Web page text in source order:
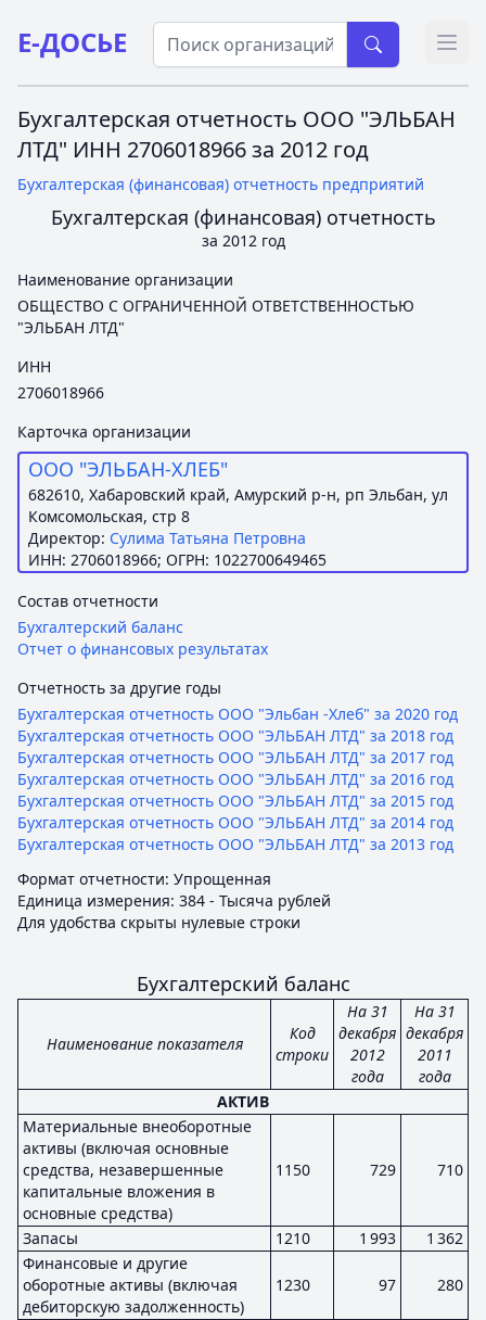
Е-ДОСЬЕ
Бухгалтерская отчетность ООО "ЭЛЬБАН
ЛТД" ИНН 2706018966 за 2012 год
Бухгалтерская (финансовая) отчетность предприятий
Бухгалтерская (финансовая) отчетность
за 2012 год
Наименование организации
ОБЩЕСТВО С ОГРАНИЧЕННОЙ ОТВЕТСТВЕННОСТЬЮ
"ЭЛЬБАН ЛТД"
ИНН
2706018966
Карточка организации
ООО "ЭЛЬБАН-ХЛЕБ"
682610, Хабаровский край, Амурский р-н, рп Эльбан, ул
Комсомольская, стр 8
Директор: Сулима Татьяна Петровна
ИНН: 2706018966; ОГРН: 1022700649465
Состав отчетности
Бухгалтерский баланс
Отчет о финансовых результатах
Отчетность за другие годы
Бухгалтерская отчетность ООО "Эльбан -Хлеб" за 2020 год
Бухгалтерская отчетность ООО "ЭЛЬБАН ЛТД" за 2018 год
Бухгалтерская отчетность ООО "ЭЛЬБАН ЛТД" за 2017 год
Бухгалтерская отчетность ООО "ЭЛЬБАН ЛТД" за 2016 год
Бухгалтерская отчетность ООО "ЭЛЬБАН ЛТД" за 2015 год
Бухгалтерская отчетность ООО "ЭЛЬБАН ЛТД" за 2014 год
Бухгалтерская отчетность ООО "ЭЛЬБАН ЛТД" за 2013 год
Формат отчетности: Упрощенная
Единица измерения: 384 - Тысяча рублей
Для удобства скрыты нулевые строки
Бухгалтерский баланс
Наименование показателя
Код
строки
На 31
декабря
2012
года
На 31
декабря
2011
года
АКТИВ
Материальные внеоборотные
активы (включая основные
средства, незавершенные
капитальные вложения в
основные средства)
1150 729 710
Запасы 1210 1 993
1 362
Финансовые и другие
оборотные активы (включая
дебиторскую задолженность)
1230 97 280